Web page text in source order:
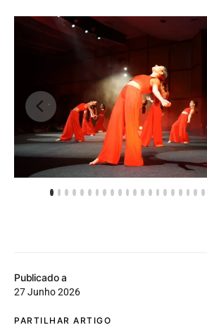
Publicado a
27 Junho 2026
PARTILHAR ARTIGO